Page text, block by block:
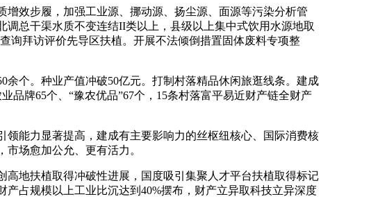
效步履，加强工业源、挪动源、扬尘源、面源等污染分析管
总干渠水质不变连结II类以上，县级以上集中式饮用水源地取
询拜访评价先导区扶植。开展不法倾倒措置固体废料专项整
个。种业产值冲破50亿元。打制村落精品休闲旅逛线条。建成
品牌65个、“豫农优品”67个，15条村落富平易近财产链全财产
力显著提高，建成有主要影响力的丝枢纽核心、国际消费核
场愈加公允、更有活力。
扶植取得冲破性进展，国度吸引集聚人才平台扶植取得标记
占规模以上工业比沉达到40%摆布，财产立异取科技立异深度